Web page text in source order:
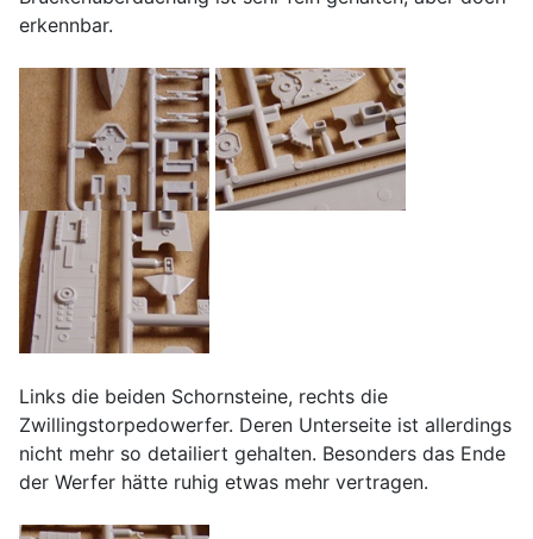
erkennbar.
Links die beiden Schornsteine, rechts die
Zwillingstorpedowerfer. Deren Unterseite ist allerdings
nicht mehr so detailiert gehalten. Besonders das Ende
der Werfer hätte ruhig etwas mehr vertragen.